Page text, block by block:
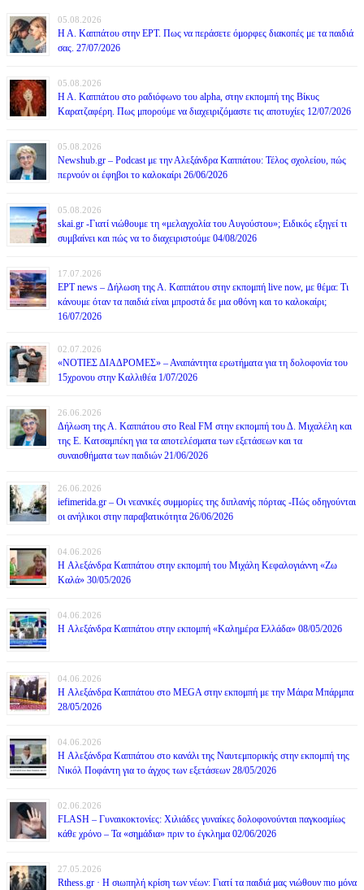
05.08.2026
Η Α. Καππάτου στην ΕΡΤ. Πως να περάσετε όμορφες διακοπές με τα παιδιά
σας. 27/07/2026
05.08.2026
Η Α. Καππάτου στο ραδιόφωνο του alpha, στην εκπομπή της Βίκυς
Καρατζαφέρη. Πως μπορούμε να διαχειριζόμαστε τις αποτυχίες 12/07/2026
05.08.2026
Newshub.gr – Podcast με την Αλεξάνδρα Καππάτου: Τέλος σχολείου, πώς
περνούν οι έφηβοι το καλοκαίρι 26/06/2026
05.08.2026
skai.gr -Γιατί νιώθουμε τη «μελαγχολία του Αυγούστου»; Ειδικός εξηγεί τι
συμβαίνει και πώς να το διαχειριστούμε 04/08/2026
17.07.2026
ΕΡΤ news – Δήλωση της Α. Καππάτου στην εκπομπή live now, με θέμα: Τι
κάνουμε όταν τα παιδιά είναι μπροστά δε μια οθόνη και το καλοκαίρι;
16/07/2026
02.07.2026
«ΝΟΤΙΕΣ ΔΙΑΔΡΟΜΕΣ» – Αναπάντητα ερωτήματα για τη δολοφονία του
15χρονου στην Καλλιθέα 1/07/2026
26.06.2026
Δήλωση της Α. Καππάτου στο Real FM στην εκπομπή του Δ. Μιχαλέλη και
της Ε. Κατσαμπέκη για τα αποτελέσματα των εξετάσεων και τα
συναισθήματα των παιδιών 21/06/2026
26.06.2026
iefimerida.gr – Οι νεανικές συμμορίες της διπλανής πόρτας -Πώς οδηγούνται
οι ανήλικοι στην παραβατικότητα 26/06/2026
04.06.2026
H Αλεξάνδρα Καππάτου στην εκπομπή του Μιχάλη Κεφαλογιάννη «Ζω
Καλά» 30/05/2026
04.06.2026
H Αλεξάνδρα Καππάτου στην εκπομπή «Καλημέρα Ελλάδα» 08/05/2026
04.06.2026
H Αλεξάνδρα Καππάτου στο MEGA στην εκπομπή με την Μάιρα Mπάρμπα
28/05/2026
04.06.2026
H Αλεξάνδρα Καππάτου στο κανάλι της Ναυτεμπορικής στην εκπομπή της
Νικόλ Ποφάντη για το άγχος των εξετάσεων 28/05/2026
02.06.2026
FLASH – Γυναικοκτονίες: Χιλιάδες γυναίκες δολοφονούνται παγκοσμίως
κάθε χρόνο – Τα «σημάδια» πριν το έγκλημα 02/06/2026
27.05.2026
Rthess.gr · Η σιωπηλή κρίση των νέων: Γιατί τα παιδιά μας νιώθουν πιο μόνα